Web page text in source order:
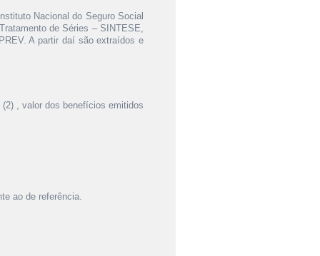
Nacional do Seguro Social
de Séries – SINTESE,
A partir daí são extraídos e
, valor dos benefícios emitidos
ao de referência.